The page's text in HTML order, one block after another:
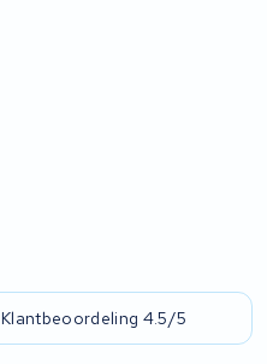
Klantbeoordeling 4.5/5